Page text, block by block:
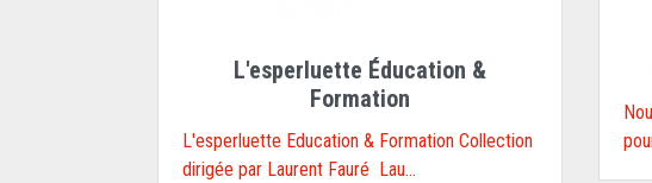
L'esperluette Éducation &
Formation
L'esperluette Education & Formation Collection
dirigée par Laurent Fauré Lau...